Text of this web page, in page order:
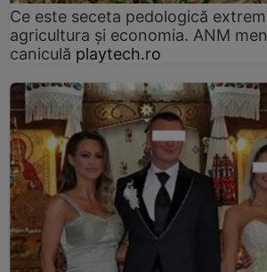
Ce este seceta pedologică
agricultura și economia. ANM
caniculă playtech.ro